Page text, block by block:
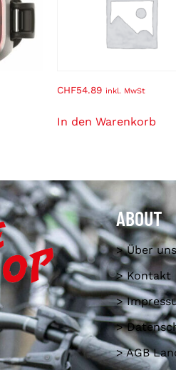
CHF54.89 inkl. MwSt
In den Warenkorb
ABOUT
> Über uns
> Kontakt
>
>
> AGB